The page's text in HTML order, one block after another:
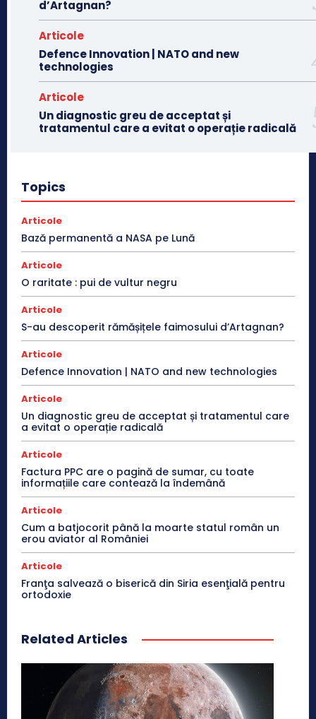
d’Artagnan?
Articole
Defence Innovation | NATO and new
technologies
Articole
Un diagnostic greu de acceptat și
tratamentul care a evitat o operație radicală
Topics
Articole
Bază permanentă a NASA pe Lună
Articole
O raritate : pui de vultur negru
Articole
S-au descoperit rămășițele faimosului d’Artagnan?
Articole
Defence Innovation | NATO and new technologies
Articole
Un diagnostic greu de acceptat și tratamentul care
a evitat o operație radicală
Articole
Factura PPC are o pagină de sumar, cu toate
informațiile care contează la îndemână
Articole
Cum a batjocorit până la moarte statul român un
erou aviator al României
Articole
Franţa salvează o biserică din Siria esenţială pentru
ortodoxie
Related Articles